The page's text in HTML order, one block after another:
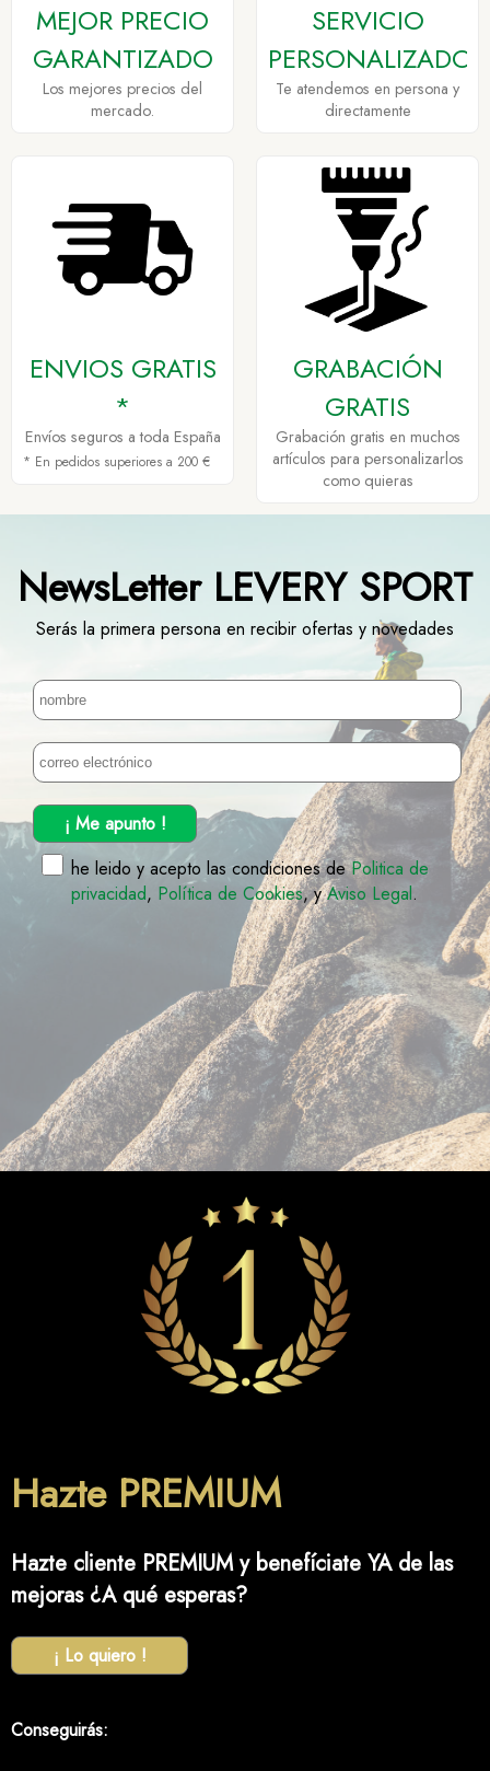
MEJOR PRECIO
GARANTIZADO
Los mejores precios del
mercado.
SERVICIO
PERSONALIZADO
Te atendemos en persona y
directamente
ENVIOS GRATIS
*
Envíos seguros a toda España
* En pedidos superiores a 200 €
GRABACIÓN
GRATIS
Grabación gratis en muchos
artículos para personalizarlos
como quieras
NewsLetter LEVERY SPORT
Serás la primera persona en recibir ofertas y novedades
¡ Me apunto !
he leido y acepto las condiciones dePolitica de
privacidad, Política de Cookies, yAviso Legal.
Hazte PREMIUM
Hazte cliente PREMIUM y benefíciate YA de las
mejoras ¿A qué esperas?
¡ Lo quiero !
Conseguirás: